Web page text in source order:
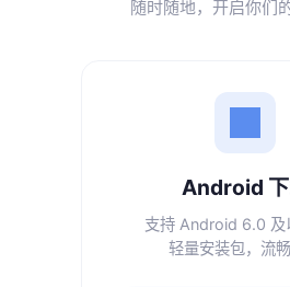
随时随地，开启你们
Android
支持 Android 6.0 及
轻量安装包，流